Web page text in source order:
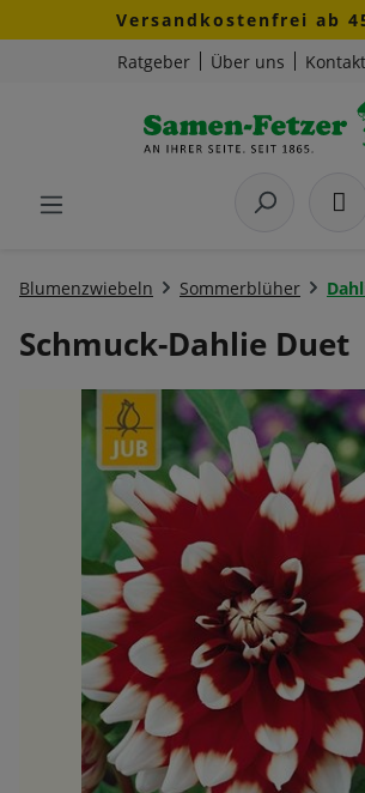
Zum Hauptinhalt springen
Versandkostenfrei ab
Ratgeber
Über uns Kontakt
Blumenzwiebeln Sommerblüher
Schmuck-Dahlie Duet
Bildergalerie überspringen